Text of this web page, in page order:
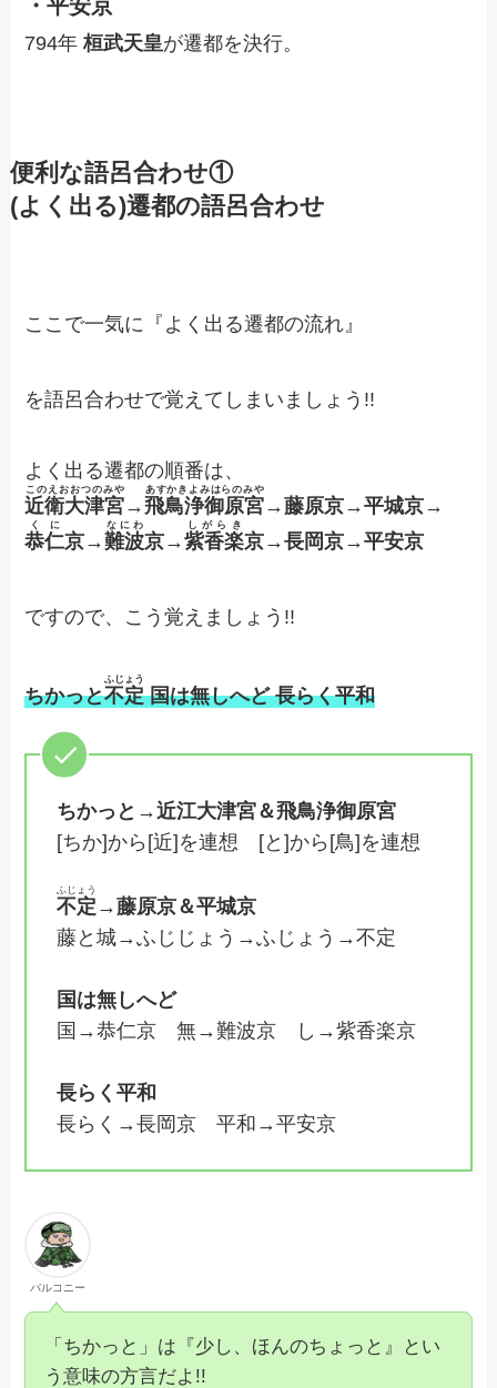
・平安京
794年桓武天皇が遷都を決行。
便利な語呂合わせ①
(よく出る)遷都の語呂合わせ
ここで一気に『よく出る遷都の流れ』
を語呂合わせで覚えてしまいましょう!!
よく出る遷都の順番は、
近衛大津宮
このえおおつのみや
→飛鳥浄御原宮
あすかきよみはらのみや
→藤原京→平城京→
恭仁
くに
京→難波
なにわ
京→紫香楽
しがらき
京→長岡京→平安京
ですので、こう覚えましょう!!
ちかっと不定
ふじょう
国は無しへど 長らく平和
ちかっと→近江大津宮＆飛鳥浄御原宮
[ちか]から[近]を連想 [と]から[鳥]を連想
不定
ふじょう
→藤原京＆平城京
藤と城→ふじじょう→ふじょう→不定
国は無しへど
国→恭仁京 無→難波京 し→紫香楽京
長らく平和
長らく→長岡京 平和→平安京
バルコニー
「ちかっと」は『少し、ほんのちょっと』とい
う意味の方言だよ!!